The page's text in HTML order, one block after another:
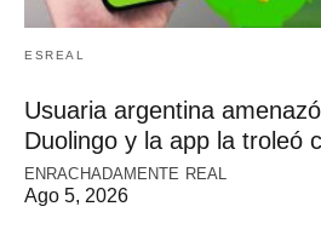
ESREAL
Usuaria argentina
Duolingo y la app la troleó
ENRACHADAMENTE REAL
Ago 5, 2026